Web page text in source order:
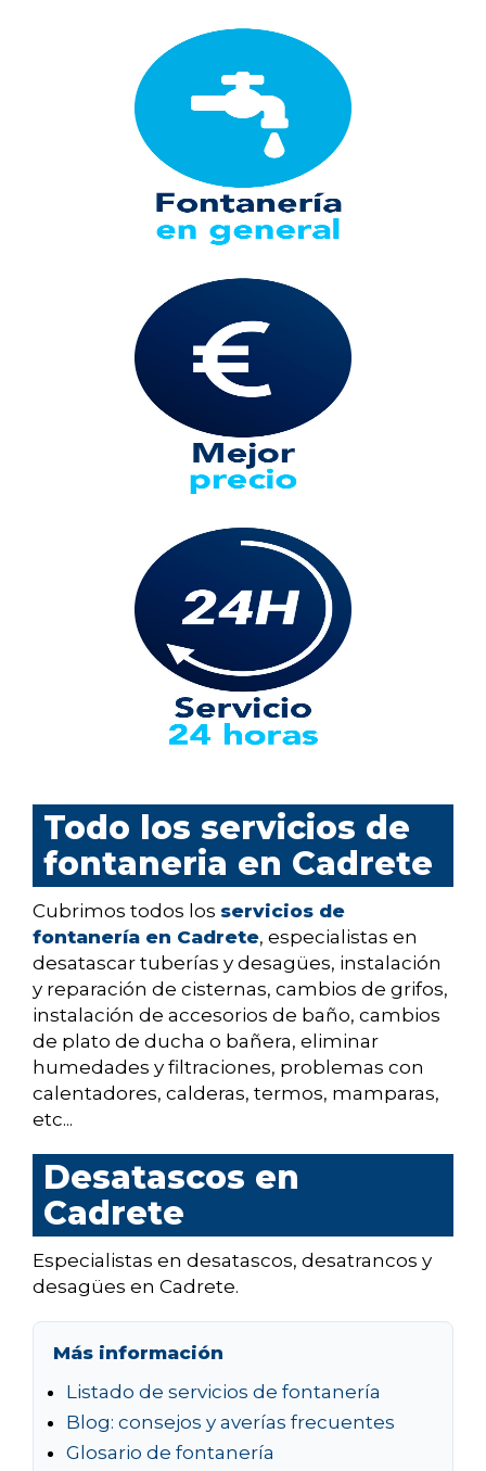
Todo los servicios de
fontaneria en Cadrete
Cubrimos todos los servicios de
fontanería en Cadrete, especialistas en
desatascar tuberías y desagües, instalación
y reparación de cisternas, cambios de grifos,
instalación de accesorios de baño, cambios
de plato de ducha o bañera, eliminar
humedades y filtraciones, problemas con
calentadores, calderas, termos, mamparas,
etc...
Desatascos en
Cadrete
Especialistas en desatascos, desatrancos y
desagües en Cadrete.
Más información
Listado de servicios de fontanería
Blog: consejos y averías frecuentes
Glosario de fontanería